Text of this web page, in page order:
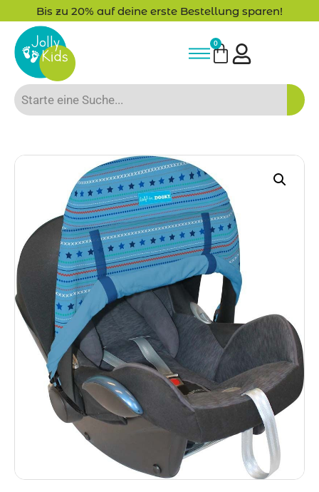
Bis zu 20% auf deine erste Bestellung sparen!
0